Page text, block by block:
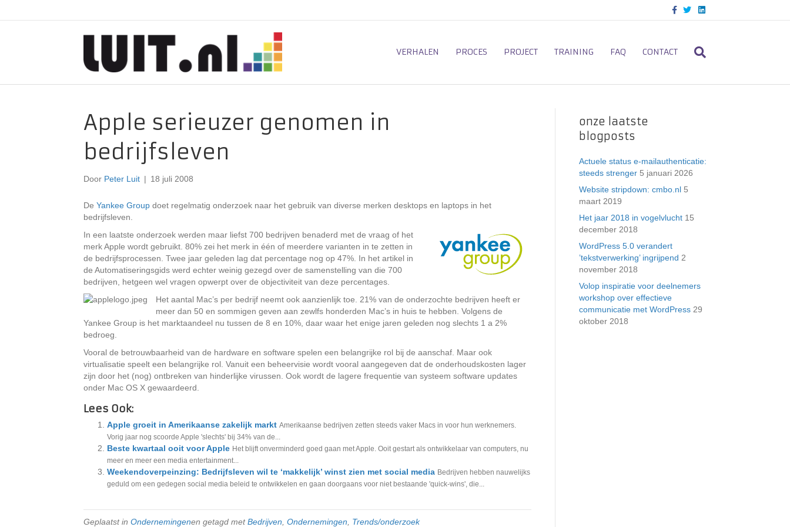
c
o
o
T
i
e
L
n
d
VERHALEN PROCES PROJECT TRAINING FAQ CONTACT
Apple serieuzer genomen in
bedrijfsleven
Door Peter Luit | 18 juli 2008
De Yankee Group doet regelmatig onderzoek naar het gebruik van diverse merken desktops en laptops in het
bedrijfsleven.
In een laatste onderzoek werden maar liefst 700 bedrijven benaderd met de vraag of het
merk Apple wordt gebruikt. 80% zei het merk in één of meerdere varianten in te zetten in
de bedrijfsprocessen. Twee jaar geleden lag dat percentage nog op 47%. In het artikel in
de Automatiseringsgids werd echter weinig gezegd over de samenstelling van die 700
bedrijven, hetgeen wel vragen opwerpt over de objectiviteit van deze percentages.
Het aantal Mac’s per bedrijf neemt ook aanzienlijk toe. 21% van de onderzochte bedrijven heeft er
meer dan 50 en sommigen geven aan zewlfs honderden Mac’s in huis te hebben. Volgens de
Yankee Group is het marktaandeel nu tussen de 8 en 10%, daar waar het enige jaren geleden nog slechts 1 a 2%
bedroeg.
Vooral de betrouwbaarheid van de hardware en software spelen een belangrijke rol bij de aanschaf. Maar ook
virtualisatie speelt een belangrijke rol. Vanuit een beheervisie wordt vooral aangegeven dat de onderhoudskosten lager
zijn door het (nog) ontbreken van hinderlijke virussen. Ook wordt de lagere frequentie van systeem software updates
onder Mac OS X gewaardeerd.
Lees Ook:
Apple groeit in Amerikaanse zakelijk markt Amerikaanse bedrijven zetten steeds vaker Macs in voor hun werknemers.
Vorig jaar nog scoorde Apple 'slechts' bij 34% van de...
Beste kwartaal ooit voor Apple Het blijft onverminderd goed gaan met Apple. Ooit gestart als ontwikkelaar van computers, nu
meer en meer een media entertainment...
Weekendoverpeinzing: Bedrijfsleven wil te ‘makkelijk’ winst zien met social media Bedrijven hebben nauwelijks
geduld om een gedegen social media beleid te ontwikkelen en gaan doorgaans voor niet bestaande 'quick-wins', die...
Geplaatst in Ondernemingenen getagd metBedrijven Ondernemingen Trends/onderzoek
onze laatste
blogposts
Actuele status e-mailauthenticatie:
steeds strenger 5 januari 2026
Website stripdown: cmbo.nl 5
maart 2019
Het jaar 2018 in vogelvlucht 15
december 2018
WordPress 5.0 verandert
’tekstverwerking’ ingrijpend 2
november 2018
Volop inspiratie voor deelnemers
workshop over effectieve
communicatie met WordPress 29
oktober 2018